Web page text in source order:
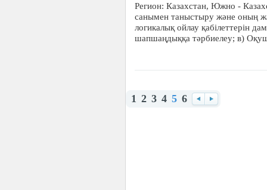
Регион: Казахстан, Южно -
санымен таныстыру және оның
логикалық ойлау қабілеттерін
шапшаңдыққа тәрбиелеу; в)
1 2 3 4 5 6